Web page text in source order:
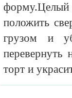
положить
грузом и
перевернуть
торт и